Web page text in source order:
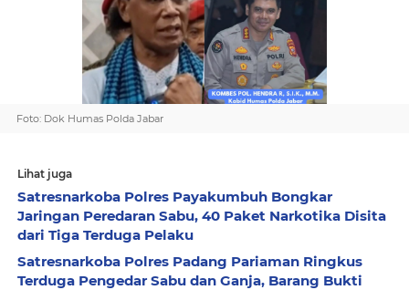
Foto: Dok Humas Polda Jabar
Lihat juga
Satresnarkoba Polres Payakumbuh Bongkar
Jaringan Peredaran Sabu, 40 Paket Narkotika Disita
dari Tiga Terduga Pelaku
Satresnarkoba Polres Padang Pariaman Ringkus
Terduga Pengedar Sabu dan Ganja, Barang Bukti